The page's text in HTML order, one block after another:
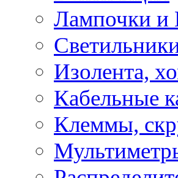
Лампочки и
Изолента,
Кабельные
Клеммы,